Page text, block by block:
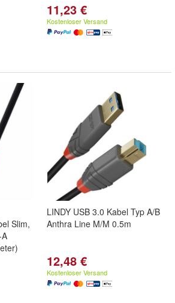
11,23 €
Kostenloser Versand
Slim,
LINDY USB 3.0 Kabel Typ A/B
Anthra Line M/M 0.5m
12,48 €
Kostenloser Versand